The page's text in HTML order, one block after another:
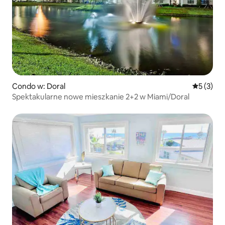
Condo w: Doral Średnia
5 (3)
Spektakularne nowe mieszkanie 2+2 w Miami/Doral